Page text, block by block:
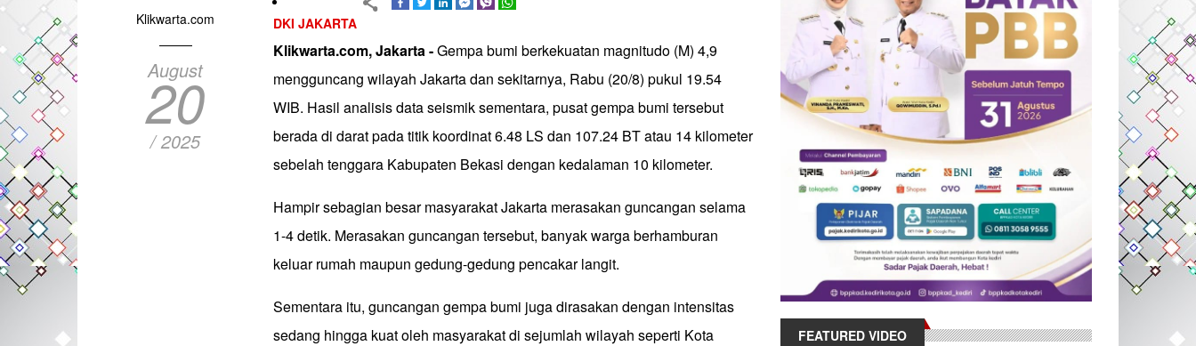
Klikwarta.com
August
20
/ 2025
DKI JAKARTA
Klikwarta.com, Jakarta -Gempa bumi berkekuatan magnitudo (M) 4,9
mengguncang wilayah Jakarta dan sekitarnya, Rabu (20/8) pukul 19.54
WIB. Hasil analisis data seismik sementara, pusat gempa bumi tersebut
berada di darat pada titik koordinat 6.48 LS dan 107.24 BT atau 14 kilometer
sebelah tenggara Kabupaten Bekasi dengan kedalaman 10 kilometer.
Hampir sebagian besar masyarakat Jakarta merasakan guncangan selama
1-4 detik. Merasakan guncangan tersebut, banyak warga berhamburan
keluar rumah maupun gedung-gedung pencakar langit.
Sementara itu, guncangan gempa bumi juga dirasakan dengan intensitas
sedang hingga kuat oleh masyarakat di sejumlah wilayah seperti Kota
FEATURED VIDEO